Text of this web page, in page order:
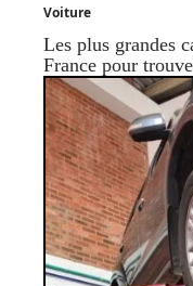
Voiture
Les plus grandes
France pour